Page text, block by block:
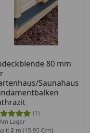
80 mm
Saunahaus
(1)
am Lager
Lager
2 m (15,95 €/m)